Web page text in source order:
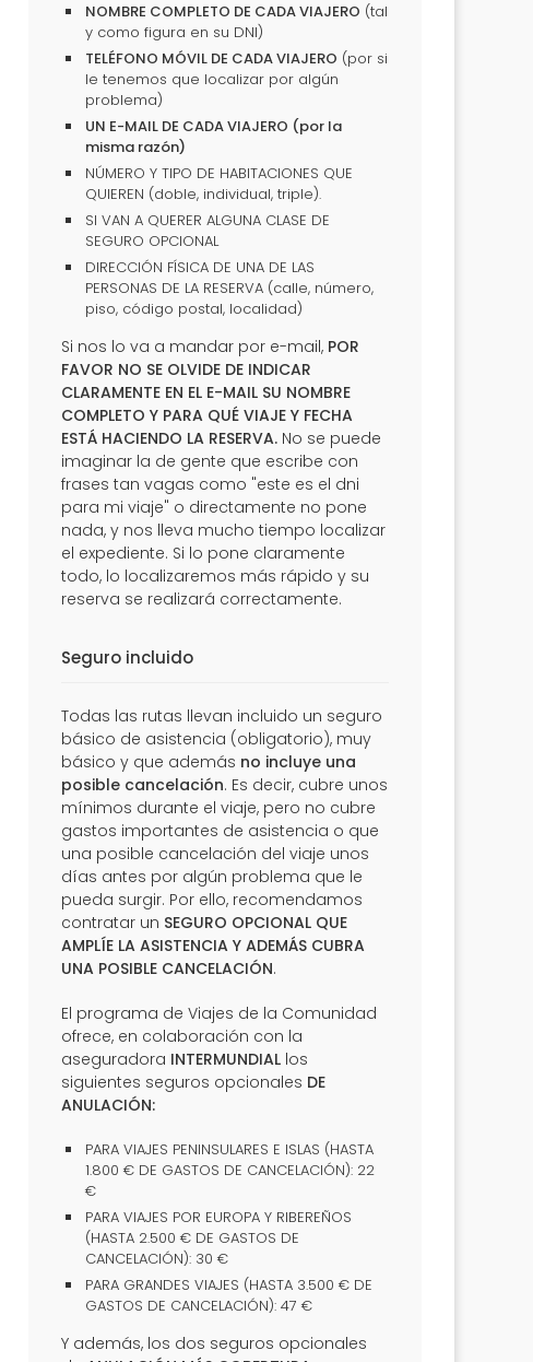
NOMBRE COMPLETO DE CADA VIAJERO (tal
y como figura en su DNI)
TELÉFONO MÓVIL DE CADA VIAJERO (por si
le tenemos que localizar por algún
problema)
UN E-MAIL DE CADA VIAJERO (por la
misma razón)
NÚMERO Y TIPO DE HABITACIONES QUE
QUIEREN (doble, individual, triple).
SI VAN A QUERER ALGUNA CLASE DE
SEGURO OPCIONAL
DIRECCIÓN FÍSICA DE UNA DE LAS
PERSONAS DE LA RESERVA (calle, número,
piso, código postal, localidad)
Si nos lo va a mandar por e-mail, POR
FAVOR NO SE OLVIDE DE INDICAR
CLARAMENTE EN EL E-MAIL SU NOMBRE
COMPLETO Y PARA QUÉ VIAJE Y FECHA
ESTÁ HACIENDO LA RESERVA. No se puede
imaginar la de gente que escribe con
frases tan vagas como "este es el dni
para mi viaje" o directamente no pone
nada, y nos lleva mucho tiempo localizar
el expediente. Si lo pone claramente
todo, lo localizaremos más rápido y su
reserva se realizará correctamente.
Seguro incluido
Todas las rutas llevan incluido un seguro
básico de asistencia (obligatorio), muy
básico y que además no incluye una
posible cancelación. Es decir, cubre unos
mínimos durante el viaje, pero no cubre
gastos importantes de asistencia o que
una posible cancelación del viaje unos
días antes por algún problema que le
pueda surgir. Por ello, recomendamos
contratar un SEGURO OPCIONAL QUE
AMPLÍE LA ASISTENCIA Y ADEMÁS CUBRA
UNA POSIBLE CANCELACIÓN.
El programa de Viajes de la Comunidad
ofrece, en colaboración con la
aseguradora INTERMUNDIAL los
siguientes seguros opcionales DE
ANULACIÓN:
PARA VIAJES PENINSULARES E ISLAS (HASTA
1.800 € DE GASTOS DE CANCELACIÓN): 22
€
PARA VIAJES POR EUROPA Y RIBEREÑOS
(HASTA 2.500 € DE GASTOS DE
CANCELACIÓN): 30 €
PARA GRANDES VIAJES (HASTA 3.500 € DE
GASTOS DE CANCELACIÓN): 47 €
Y además, los dos seguros opcionales